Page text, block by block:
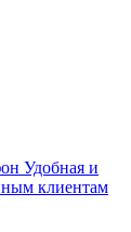
Удобная и
клиентам